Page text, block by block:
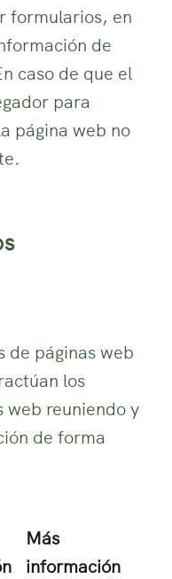
formularios, en
de
caso de que el
para
página web no
de páginas web
los
web reuniendo y
de forma
Más
información